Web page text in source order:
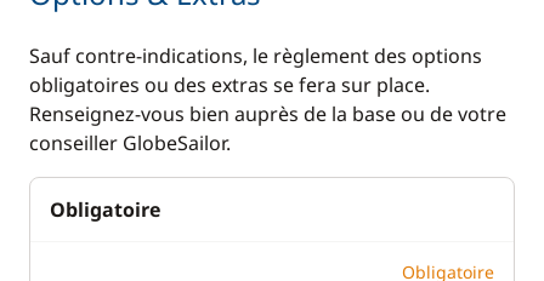
Congélateur
Cuisinière
Grille pain
Ice Maker
Bossoir électrique
Climatisation
Sauf contre-indications, le règlement des options
obligatoires ou des extras se fera sur place.
Renseignez-vous bien auprès de la base ou de votre
conseiller GlobeSailor.
Obligatoire
Obligatoire